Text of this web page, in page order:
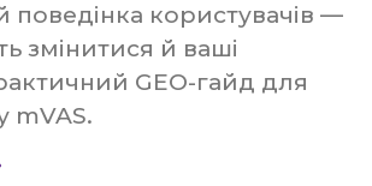
поведінка користувачів —
змінитися й ваші
GEO-гайд для
mVAS.